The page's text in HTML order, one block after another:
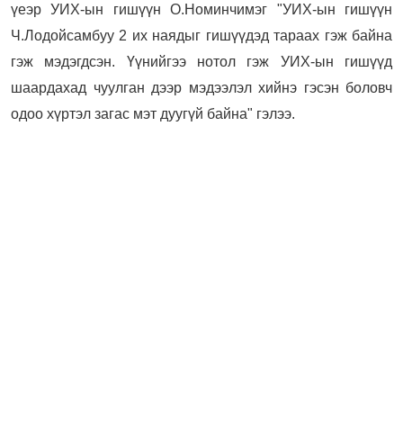
үеэр УИХ-ын гишүүн О.Номинчимэг "УИХ-ын гишүүн
Ч.Лодойсамбуу 2 их наядыг гишүүдэд тараах гэж байна
гэж мэдэгдсэн. Үүнийгээ нотол гэж УИХ-ын гишүүд
шаардахад чуулган дээр мэдээлэл хийнэ гэсэн боловч
одоо хүртэл загас мэт дуугүй байна" гэлээ.